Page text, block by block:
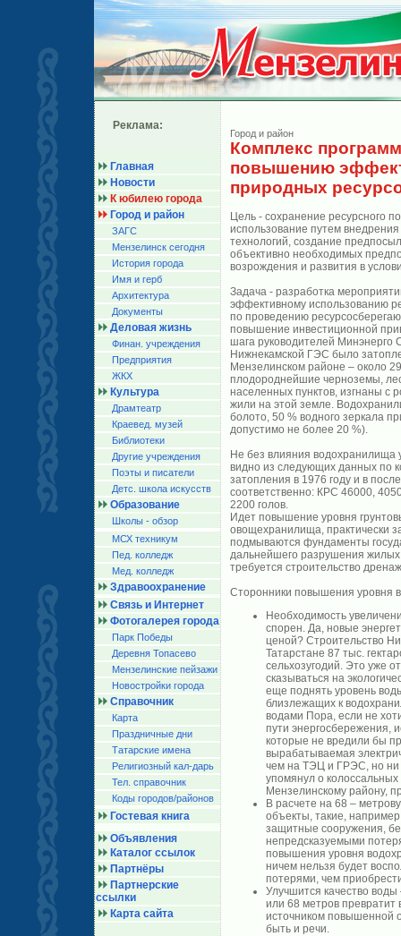
Реклама:
Главная
Новости
К юбилею города
Город и район
ЗАГС
Мензелинск сегодня
История города
Имя и герб
Архитектура
Документы
Деловая жизнь
Финан. учреждения
Предприятия
ЖКХ
Культура
Драмтеатр
Краевед. музей
Библиотеки
Другие учреждения
Поэты и писатели
Детс. школа искусств
Образование
Школы - обзор
МСХ техникум
Пед. колледж
Мед. колледж
Здравоохранение
Связь и Интернет
Фотогалерея города
Парк Победы
Деревня Топасево
Мензелинские пейзажи
Новостройки города
Справочник
Карта
Праздничные дни
Татарские имена
Религиозный кал-дарь
Тел. справочник
Коды городов/райoнов
Гостевая книга
Объявления
Каталог ссылок
Партнёры
Партнерские
ссылки
Карта сайта
Город и район
Комплекс
повышению
природных
Цель - сохранение ресурсного
использование путем
технологий, создание
объективно необходимых
возрождения и развития в
Задача - разработка
эффективному использованию
по проведению
повышение инвестиционной
шага руководителей
Нижнекамской ГЭС было
Мензелинском районе – около
плодороднейшие черноземы,
населенных пунктов, изгнаны с
жили на этой земле.
болото, 50 % водного зеркала
допустимо не более 20 %).
Не без влияния водохранилища
видно из следующих данных по
затопления в 1976 году и в
соответственно: КРС 46000,
2200 голов.
Идет повышение уровня
овощехранилища, практически
подмываются фундаменты
дальнейшего разрушения
требуется строительство
Сторонники повышения уровня
Необходимость
спорен. Да, новые
ценой? Строительство
Татарстане 87 тыс.
сельхозугодий. Это уже
сказываться на
еще поднять уровень
близлежащих к
водами Пора, если не
пути энергосбережения,
которые не вредили бы
вырабатываемая
чем на ТЭЦ и ГРЭС, но ни
упомянул о
Мензелинскому району,
В расчете на 68 –
объекты, такие,
защитные сооружения,
непредсказуемыми
повышения уровня
ничем нельзя будет
потерями, чем
Улучшится качество
или 68 метров превратит
источником повышенной
быть и речи.